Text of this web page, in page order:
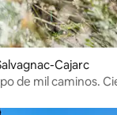
Cajarc
de mil caminos.